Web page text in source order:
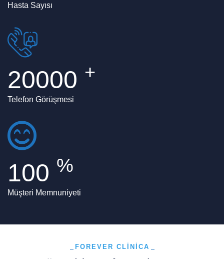
Hasta Sayısı
20000 +
Telefon Görüşmesi
100 %
Müşteri Memnuniyeti
FOREVER CLINICA